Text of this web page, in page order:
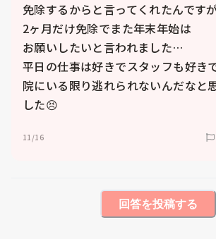
免除するからと言ってくれたんです
2ヶ月だけ免除でまた年末年始は
お願いしたいと言われました…
平日の仕事は好きでスタッフも好き
院にいる限り逃れられないんだなと
した😣
11/16
回答を投稿する